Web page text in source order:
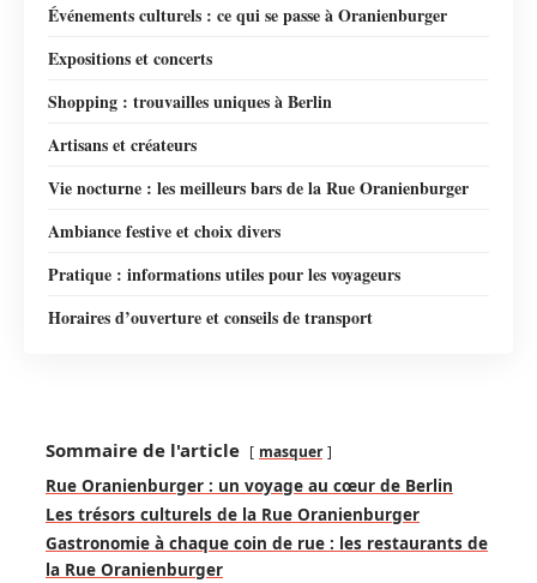
Événements culturels : ce qui se passe à Oranienburger
Expositions et concerts
Shopping : trouvailles uniques à Berlin
Artisans et créateurs
Vie nocturne : les meilleurs bars de la Rue Oranienburger
Ambiance festive et choix divers
Pratique : informations utiles pour les voyageurs
Horaires d’ouverture et conseils de transport
Sommaire de l'article masquer
Rue Oranienburger : un voyage au cœur de Berlin
Les trésors culturels de la Rue Oranienburger
Gastronomie à chaque coin de rue : les restaurants de
la Rue Oranienburger